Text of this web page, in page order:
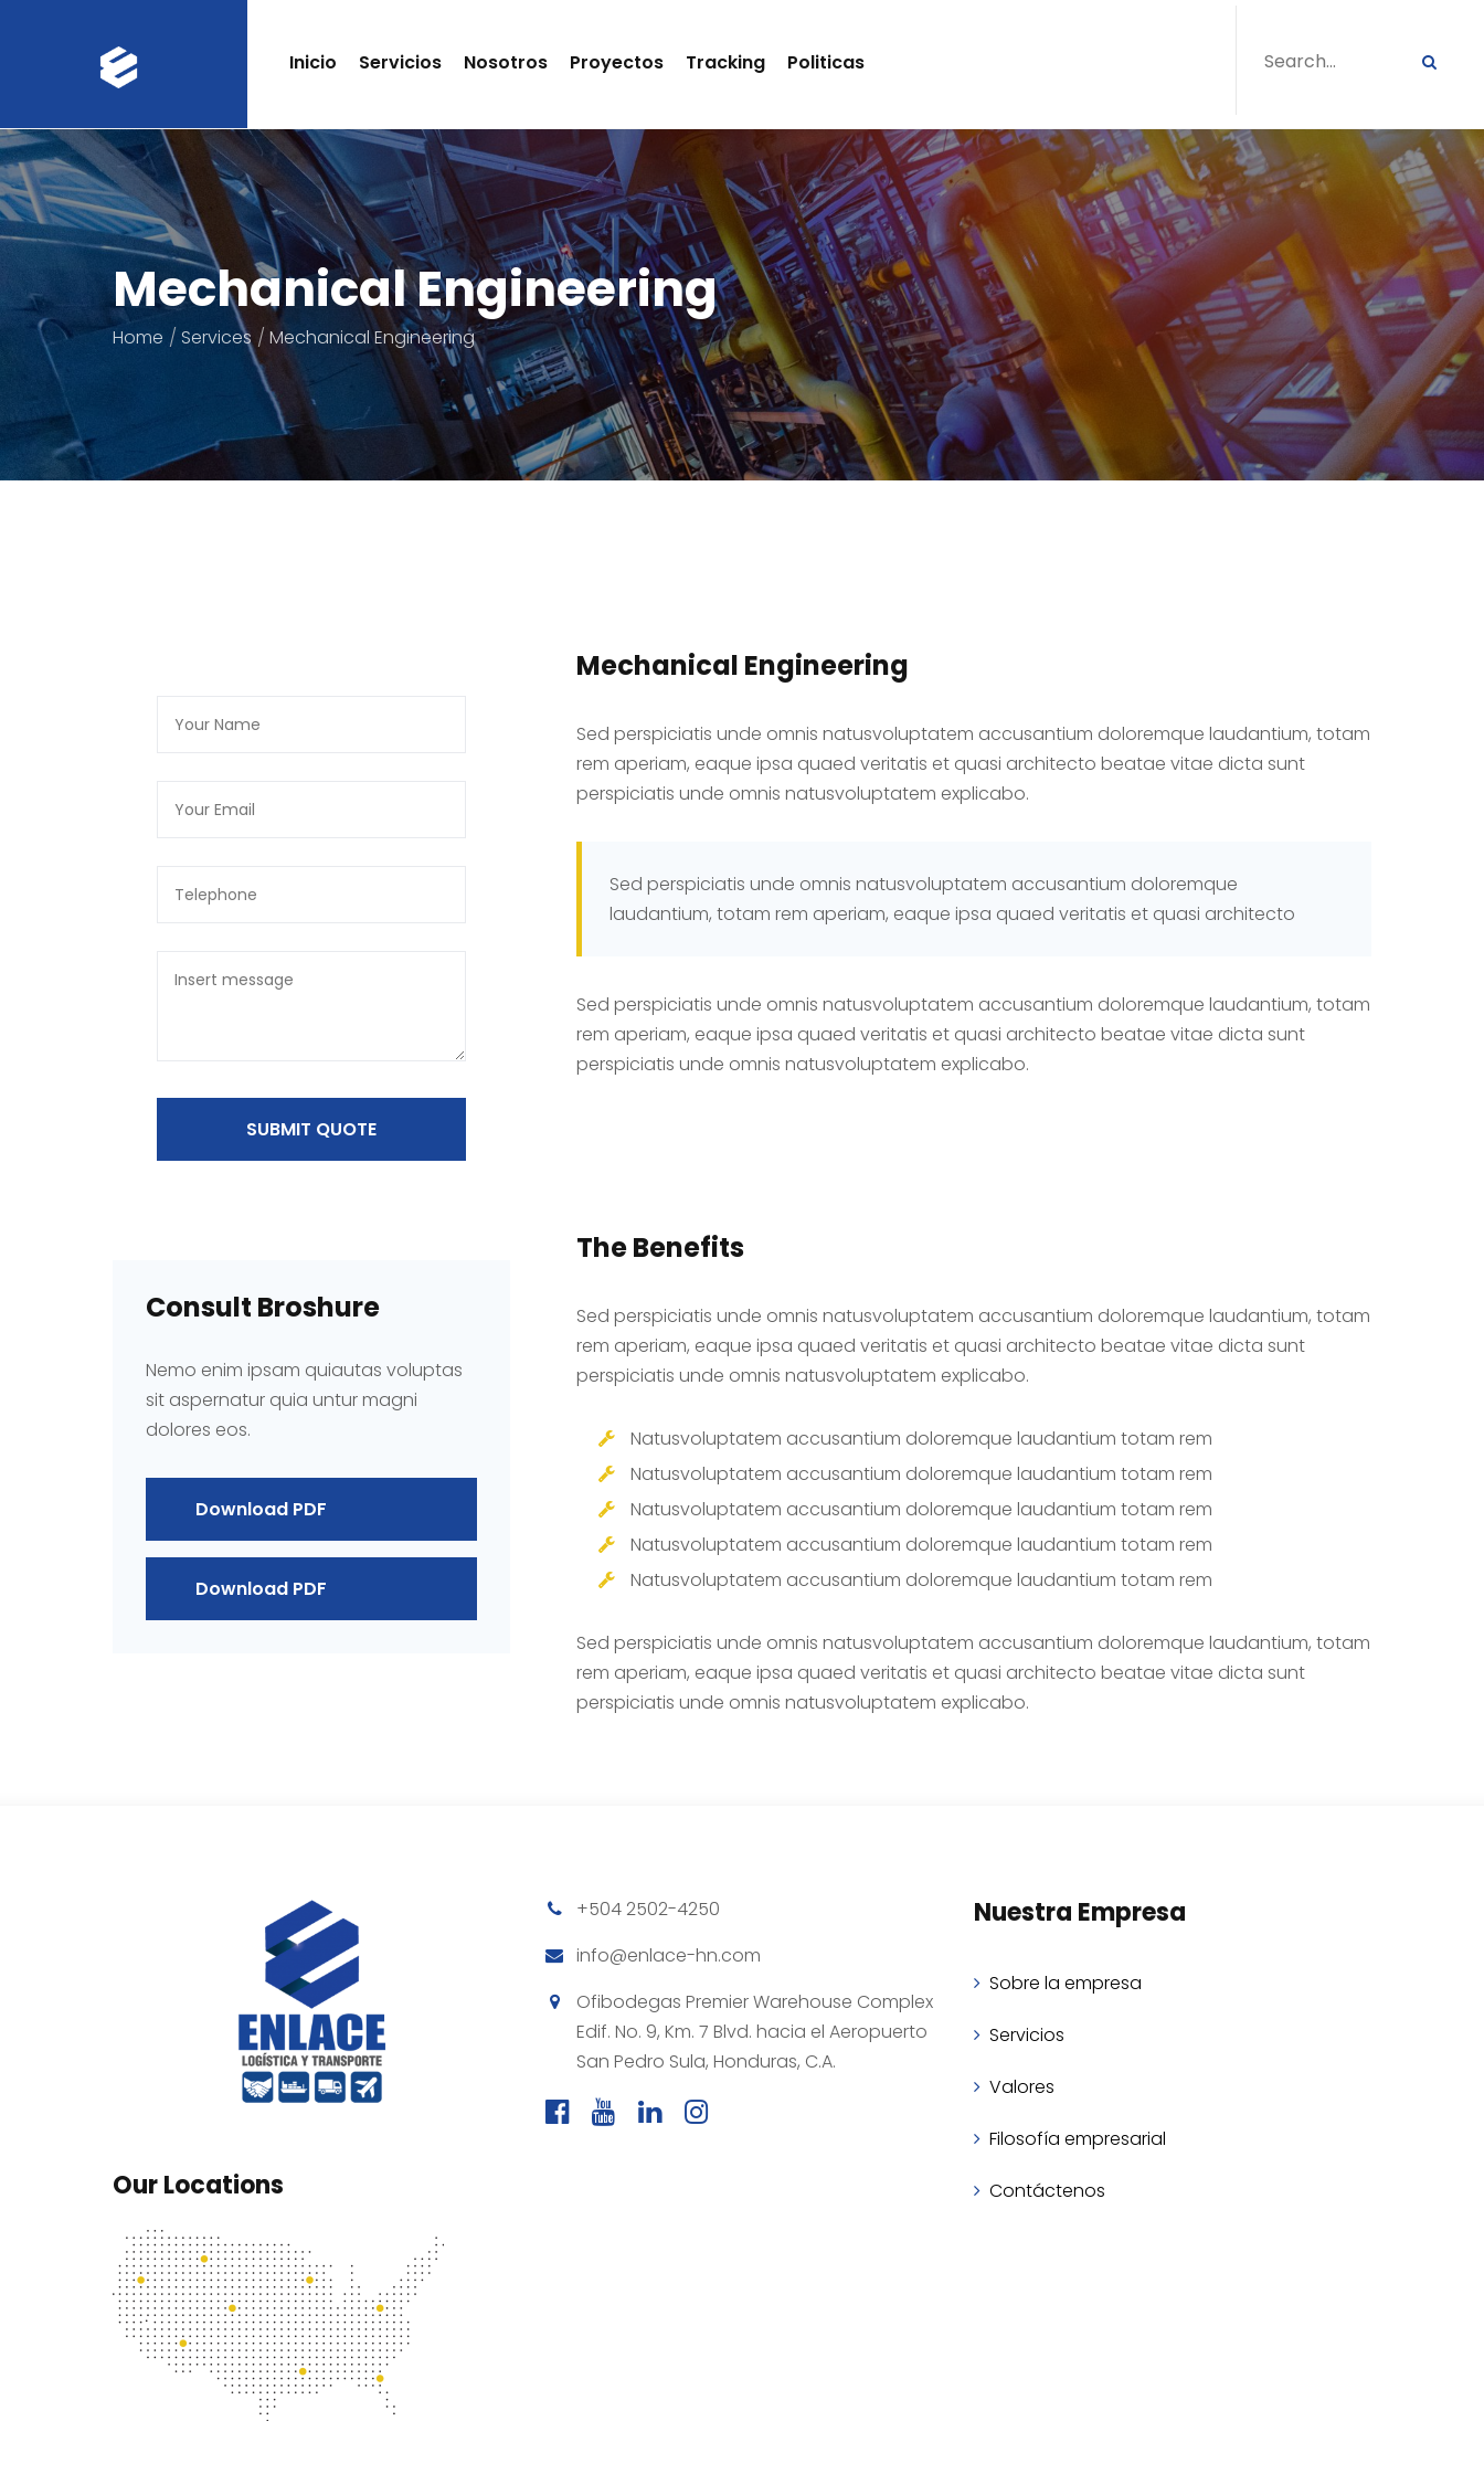
Inicio Servicios Nosotros Proyectos Tracking Politicas
Mechanical Engineering
Home Services Mechanical Engineering
SUBMIT QUOTE
Consult Broshure
Nemo enim ipsam quiautas voluptas
sit aspernatur quia untur magni
dolores eos.
Download PDF
Download PDF
Mechanical Engineering
Sed perspiciatis unde omnis natusvoluptatem accusantium doloremque laudantium, totam
rem aperiam, eaque ipsa quaed veritatis et quasi architecto beatae vitae dicta sunt
perspiciatis unde omnis natusvoluptatem explicabo.
Sed perspiciatis unde omnis natusvoluptatem accusantium doloremque
laudantium, totam rem aperiam, eaque ipsa quaed veritatis et quasi architecto
Sed perspiciatis unde omnis natusvoluptatem accusantium doloremque laudantium, totam
rem aperiam, eaque ipsa quaed veritatis et quasi architecto beatae vitae dicta sunt
perspiciatis unde omnis natusvoluptatem explicabo.
The Benefits
Sed perspiciatis unde omnis natusvoluptatem accusantium doloremque laudantium, totam
rem aperiam, eaque ipsa quaed veritatis et quasi architecto beatae vitae dicta sunt
perspiciatis unde omnis natusvoluptatem explicabo.
Natusvoluptatem accusantium doloremque laudantium totam rem
Natusvoluptatem accusantium doloremque laudantium totam rem
Natusvoluptatem accusantium doloremque laudantium totam rem
Natusvoluptatem accusantium doloremque laudantium totam rem
Natusvoluptatem accusantium doloremque laudantium totam rem
Sed perspiciatis unde omnis natusvoluptatem accusantium doloremque laudantium, totam
rem aperiam, eaque ipsa quaed veritatis et quasi architecto beatae vitae dicta sunt
perspiciatis unde omnis natusvoluptatem explicabo.
Our Locations
+504 2502-4250
info@enlace-hn.com
Ofibodegas Premier Warehouse Complex
Edif. No. 9, Km. 7 Blvd. hacia el Aeropuerto
San Pedro Sula, Honduras, C.A.
Nuestra Empresa
Sobre la empresa
Servicios
Valores
Filosofía empresarial
Contáctenos